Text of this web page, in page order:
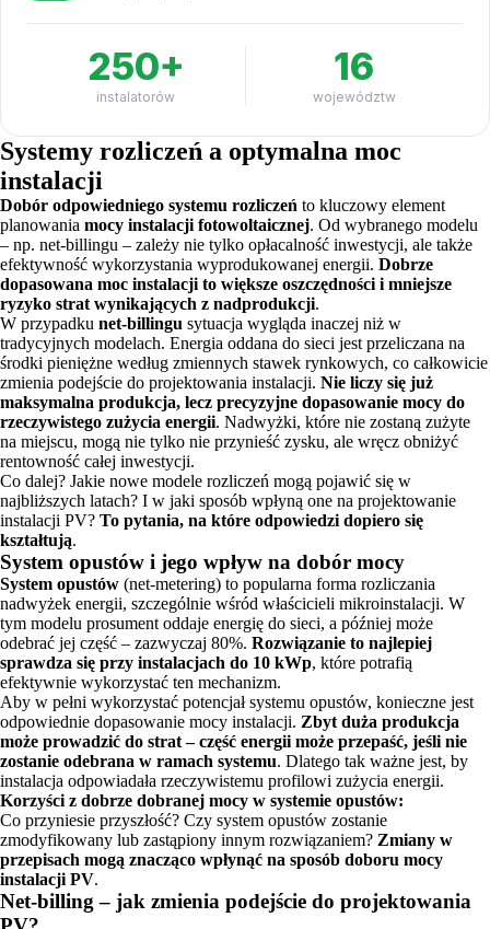
250+
instalatorów
16
województw
Systemy rozliczeń a optymalna moc
instalacji
Dobór odpowiedniego systemu rozliczeń to kluczowy element
planowania mocy instalacji fotowoltaicznej. Od wybranego modelu
– np. net-billingu – zależy nie tylko opłacalność inwestycji, ale także
efektywność wykorzystania wyprodukowanej energii. Dobrze
dopasowana moc instalacji to większe oszczędności i mniejsze
ryzyko strat wynikających z nadprodukcji.
W przypadku net-billingu sytuacja wygląda inaczej niż w
tradycyjnych modelach. Energia oddana do sieci jest przeliczana na
środki pieniężne według zmiennych stawek rynkowych, co całkowicie
zmienia podejście do projektowania instalacji. Nie liczy się już
maksymalna produkcja, lecz precyzyjne dopasowanie mocy do
rzeczywistego zużycia energii. Nadwyżki, które nie zostaną zużyte
na miejscu, mogą nie tylko nie przynieść zysku, ale wręcz obniżyć
rentowność całej inwestycji.
Co dalej? Jakie nowe modele rozliczeń mogą pojawić się w
najbliższych latach? I w jaki sposób wpłyną one na projektowanie
instalacji PV? To pytania, na które odpowiedzi dopiero się
kształtują.
System opustów i jego wpływ na dobór mocy
System opustów (net-metering) to popularna forma rozliczania
nadwyżek energii, szczególnie wśród właścicieli mikroinstalacji. W
tym modelu prosument oddaje energię do sieci, a później może
odebrać jej część – zazwyczaj 80%. Rozwiązanie to najlepiej
sprawdza się przy instalacjach do 10 kWp, które potrafią
efektywnie wykorzystać ten mechanizm.
Aby w pełni wykorzystać potencjał systemu opustów, konieczne jest
odpowiednie dopasowanie mocy instalacji. Zbyt duża produkcja
może prowadzić do strat – część energii może przepaść, jeśli nie
zostanie odebrana w ramach systemu. Dlatego tak ważne jest, by
instalacja odpowiadała rzeczywistemu profilowi zużycia energii.
Korzyści z dobrze dobranej mocy w systemie opustów:
Co przyniesie przyszłość? Czy system opustów zostanie
zmodyfikowany lub zastąpiony innym rozwiązaniem? Zmiany w
przepisach mogą znacząco wpłynąć na sposób doboru mocy
instalacji PV.
Net-billing – jak zmienia podejście do projektowania